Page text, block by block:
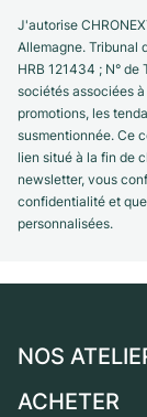
J'autorise
Allemagne. Tribunal
HRB 121434 ; N°
sociétés associées
promotions, les
susmentionnée. Ce
lien situé à la fin de
newsletter, vous
confidentialité et
personnalisées.
NOS
Allemagne
ACHETER